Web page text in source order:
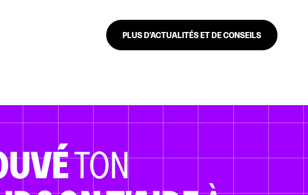
PLUS D'ACTUALITÉS ET DE CONSEILS
TON